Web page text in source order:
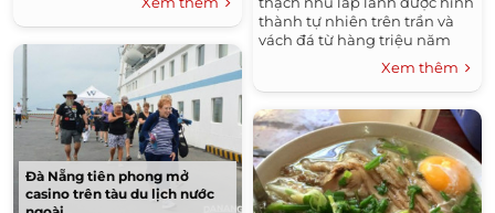
Đà Nẵng tiên phong mở
casino trên tàu du lịch nước
thành tự nhiên trên trần và
vách đá từ hàng triệu năm
trước tạo nên bức tranh thiên
nhiên tuyệt đẹp, hấp dẫn bất
kỳ du khách nào đến thăm.
Xem thêm